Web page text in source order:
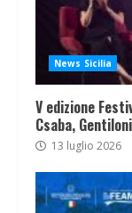
News Sicilia
V edizione
Csaba,
13 luglio 2026